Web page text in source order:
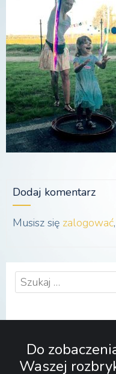
Dodaj komentarz
Musisz się zalogować
Szukaj:
Do
Waszej